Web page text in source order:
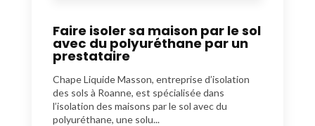
Faire isoler sa maison par le sol
avec du polyuréthane par un
prestataire
Chape Liquide Masson, entreprise d’isolation
des sols à Roanne, est spécialisée dans
l’isolation des maisons par le sol avec du
polyuréthane, une solu...